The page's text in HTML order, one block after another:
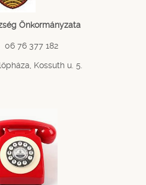
Önkormányzata
06 76 377 182
Kossuth u. 5.